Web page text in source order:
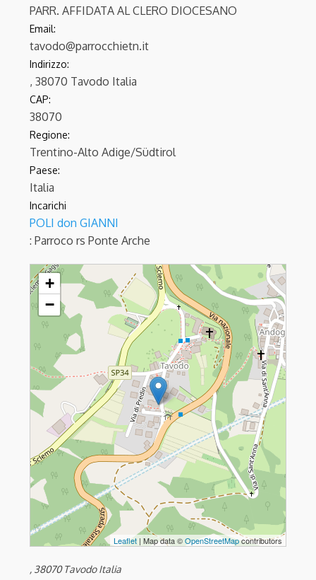
PARR. AFFIDATA AL CLERO DIOCESANO
Email:
tavodo@parrocchietn.it
Indirizzo:
, 38070 Tavodo Italia
CAP:
38070
Regione:
Trentino-Alto Adige/Südtirol
Paese:
Italia
Incarichi
POLI don GIANNI
: Parroco rs Ponte Arche
TAVODO - S.Maria Assunta
+
−
Leaflet | Map data ©OpenStreetMapcontributors
, 38070 Tavodo Italia